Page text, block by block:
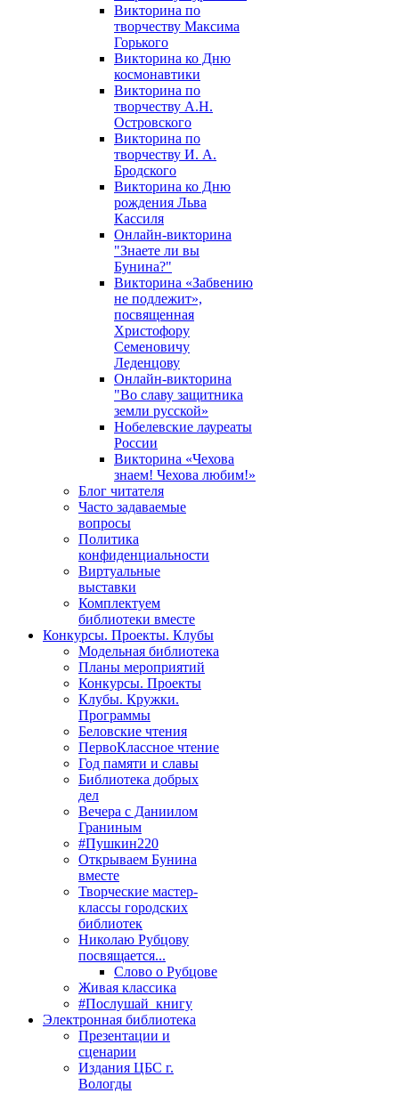
Викторина по
творчеству Максима
Горького
Викторина ко Дню
космонавтики
Викторина по
творчеству А.Н.
Островского
Викторина по
творчеству И. А.
Бродского
Викторина ко Дню
рождения Льва
Кассиля
Онлайн-викторина
"Знаете ли вы
Бунина?"
Викторина «Забвению
не подлежит»,
посвященная
Христофору
Семеновичу
Леденцову
Онлайн-викторина
"Во славу защитника
земли русской»
Нобелевские лауреаты
России
Викторина «Чехова
знаем! Чехова любим!»
Блог читателя
Часто задаваемые
вопросы
Политика
конфиденциальности
Виртуальные
выставки
Комплектуем
библиотеки вместе
Конкурсы. Проекты. Клубы
Модельная библиотека
Планы мероприятий
Конкурсы. Проекты
Клубы. Кружки.
Программы
Беловские чтения
ПервоКлассное чтение
Год памяти и славы
Библиотека добрых
дел
Вечера с Даниилом
Граниным
#Пушкин220
Открываем Бунина
вместе
Творческие мастер-
классы городских
библиотек
Николаю Рубцову
посвящается...
Слово о Рубцове
Живая классика
#Послушай_книгу
Электронная библиотека
Презентации и
сценарии
Издания ЦБС г.
Вологды